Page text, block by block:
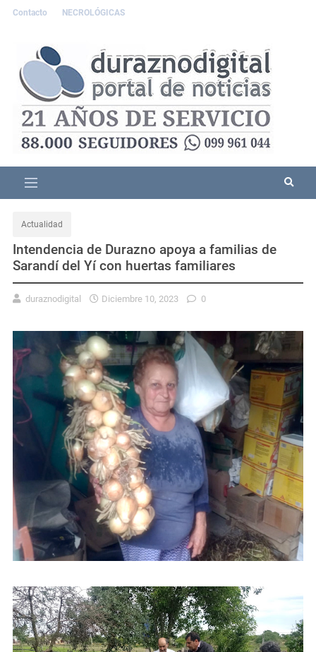
Contacto NECROLÓGICAS
Actualidad
Intendencia de Durazno apoya a familias de
Sarandí del Yí con huertas familiares
duraznodigital Diciembre 10, 2023 0